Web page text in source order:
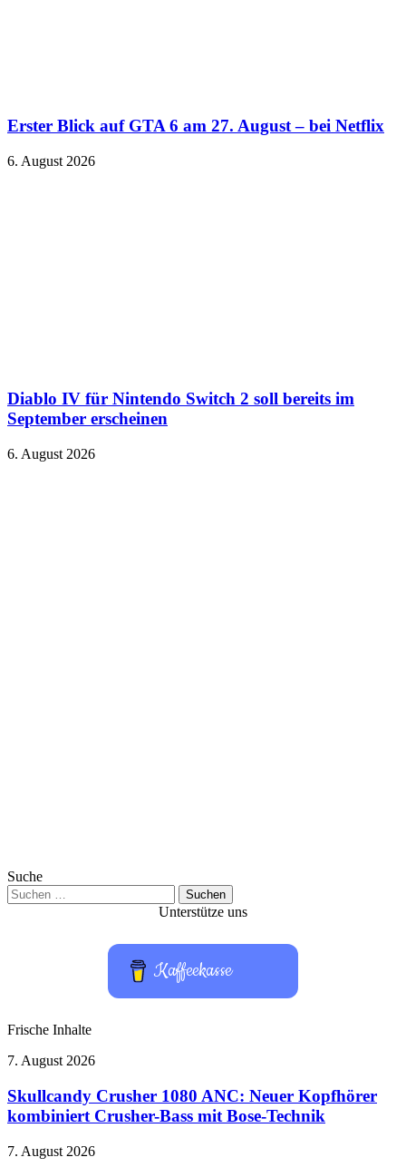
Erster Blick auf GTA 6 am 27. August – bei Netflix
6. August 2026
Diablo IV für Nintendo Switch 2 soll bereits im
September erscheinen
6. August 2026
Suche
Suchen
nach:
Unterstütze uns
Kaffeekasse
Frische Inhalte
Skullcandy
1080
ANC:
Neuer
kombiniert
7. August 2026
Skullcandy Crusher 1080 ANC: Neuer Kopfhörer
kombiniert Crusher-Bass mit Bose-Technik
Minecraft
7. August 2026